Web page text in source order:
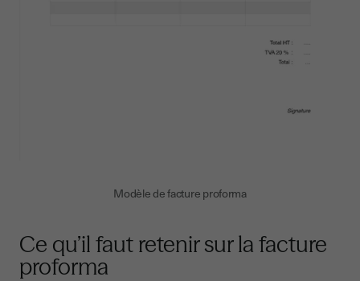
Modèle de facture proforma
Ce qu’il faut retenir sur la facture
proforma